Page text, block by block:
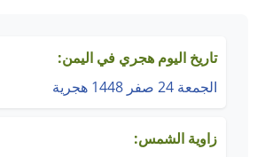
تاريخ اليوم هجري في اليمن:
الجمعة 24 صفر 1448 هجرية
زاوية الشمس: